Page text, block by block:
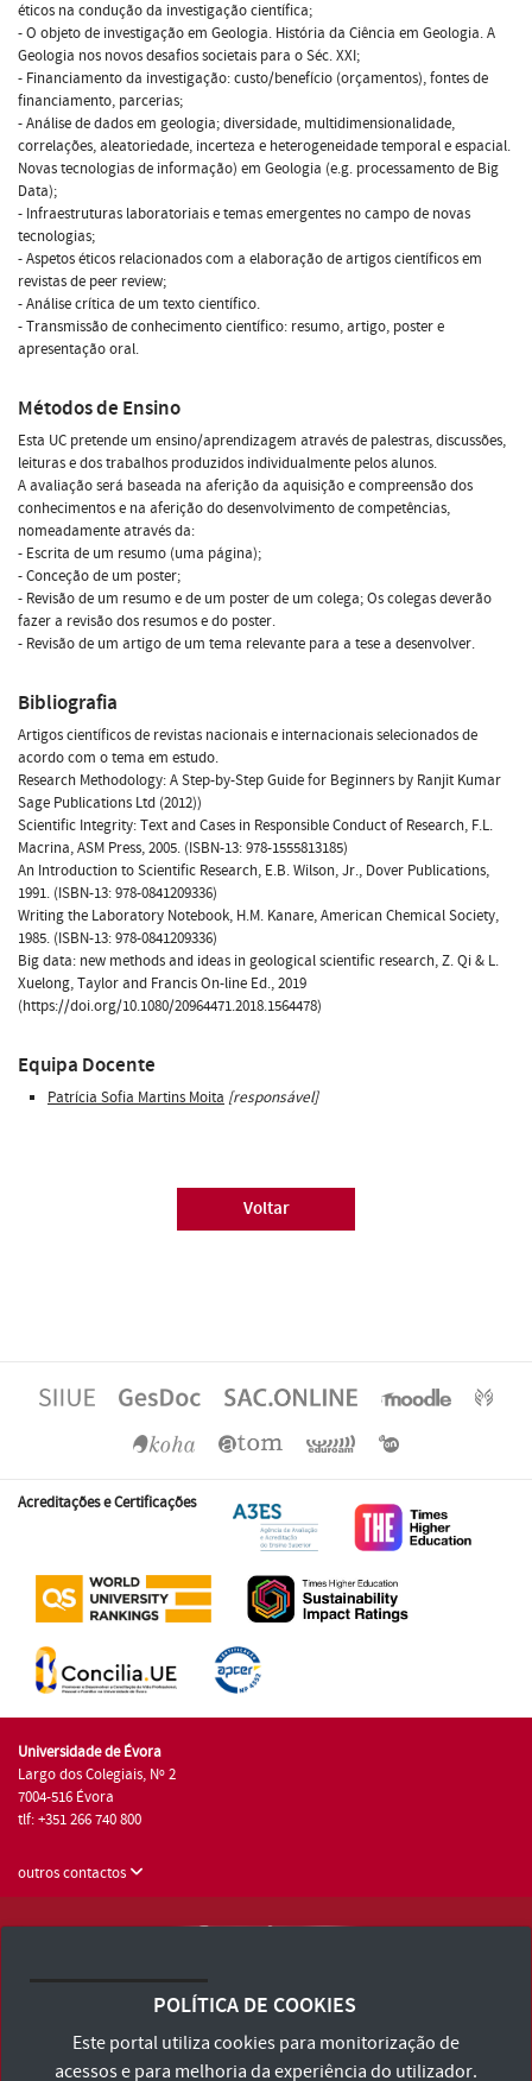
éticos na condução da investigação científica;
- O objeto de investigação em Geologia. História da Ciência em Geologia. A
Geologia nos novos desafios societais para o Séc. XXI;
- Financiamento da investigação: custo/benefício (orçamentos), fontes de
financiamento, parcerias;
- Análise de dados em geologia; diversidade, multidimensionalidade,
correlações, aleatoriedade, incerteza e heterogeneidade temporal e espacial.
Novas tecnologias de informação) em Geologia (e.g. processamento de Big
Data);
- Infraestruturas laboratoriais e temas emergentes no campo de novas
tecnologias;
- Aspetos éticos relacionados com a elaboração de artigos científicos em
revistas de peer review;
- Análise crítica de um texto científico.
- Transmissão de conhecimento científico: resumo, artigo, poster e
apresentação oral.
Métodos de Ensino
Esta UC pretende um ensino/aprendizagem através de palestras, discussões,
leituras e dos trabalhos produzidos individualmente pelos alunos.
A avaliação será baseada na aferição da aquisição e compreensão dos
conhecimentos e na aferição do desenvolvimento de competências,
nomeadamente através da:
- Escrita de um resumo (uma página);
- Conceção de um poster;
- Revisão de um resumo e de um poster de um colega; Os colegas deverão
fazer a revisão dos resumos e do poster.
- Revisão de um artigo de um tema relevante para a tese a desenvolver.
Bibliografia
Artigos científicos de revistas nacionais e internacionais selecionados de
acordo com o tema em estudo.
Research Methodology: A Step-by-Step Guide for Beginners by Ranjit Kumar
Sage Publications Ltd (2012))
Scientific Integrity: Text and Cases in Responsible Conduct of Research, F.L.
Macrina, ASM Press, 2005. (ISBN-13: 978-1555813185)
An Introduction to Scientific Research, E.B. Wilson, Jr., Dover Publications,
1991. (ISBN-13: 978-0841209336)
Writing the Laboratory Notebook, H.M. Kanare, American Chemical Society,
1985. (ISBN-13: 978-0841209336)
Big data: new methods and ideas in geological scientific research, Z. Qi & L.
Xuelong, Taylor and Francis On-line Ed., 2019
(https://doi.org/10.1080/20964471.2018.1564478)
Equipa Docente
Patrícia Sofia Martins Moita [responsável]
Voltar
Acreditações e Certificações
Universidade de Évora
Largo dos Colegiais, Nº 2
7004-516 Évora
tlf: +351 266 740 800
outros contactos
Consulte os Termos e Condições e Política de Privacidade
Declaração de Acessibilidade
POLÍTICA DE COOKIES
Este portal utiliza cookies para monitorização de
acessos e para melhoria da experiência do utilizador.